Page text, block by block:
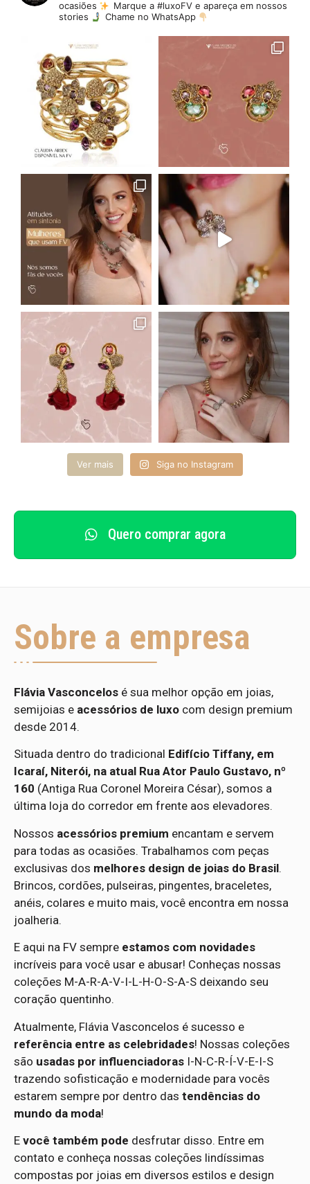
ocasiões
Marque a #luxoFV e apareça em nossos
stories
Chame no WhatsApp
Ver mais Siga no Instagram
Quero comprar agora
Sobre a empresa
Flávia Vasconcelos é sua melhor opção em joias,
semijoias e acessórios de luxo com design premium
desde 2014.
Situada dentro do tradicional Edifício Tiffany, em
Icaraí, Niterói, na atual Rua Ator Paulo Gustavo, nº
160 (Antiga Rua Coronel Moreira César), somos a
última loja do corredor em frente aos elevadores.
Nossos acessórios premium encantam e servem
para todas as ocasiões. Trabalhamos com peças
exclusivas dos melhores design de joias do Brasil.
Brincos, cordões, pulseiras, pingentes, braceletes,
anéis, colares e muito mais, você encontra em nossa
joalheria.
E aqui na FV sempre estamos com novidades
incríveis para você usar e abusar! Conheças nossas
coleções M-A-R-A-V-I-L-H-O-S-A-S deixando seu
coração quentinho.
Atualmente, Flávia Vasconcelos é sucesso e
referência entre as celebridades! Nossas coleções
são usadas por influenciadoras I-N-C-R-Í-V-E-I-S
trazendo sofisticação e modernidade para vocês
estarem sempre por dentro das tendências do
mundo da moda!
E você também pode desfrutar disso. Entre em
contato e conheça nossas coleções lindíssimas
compostas por joias em diversos estilos e design